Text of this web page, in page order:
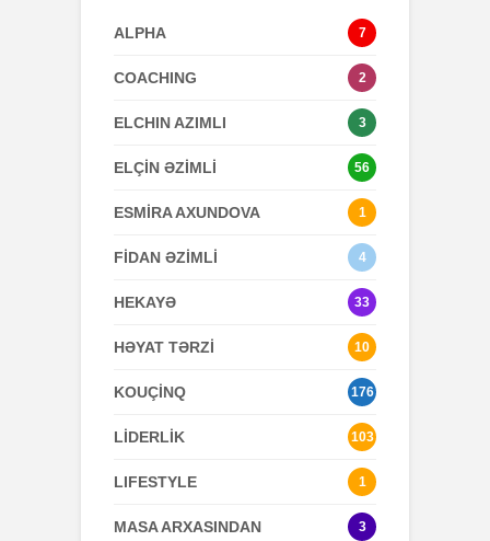
ALPHA 7
COACHING 2
ELCHIN AZIMLI 3
ELÇİN ƏZİMLİ 56
ESMİRA AXUNDOVA 1
FİDAN ƏZİMLİ 4
HEKAYƏ 33
HƏYAT TƏRZİ 10
KOUÇİNQ 176
LİDERLİK 103
LIFESTYLE 1
MASA ARXASINDAN 3